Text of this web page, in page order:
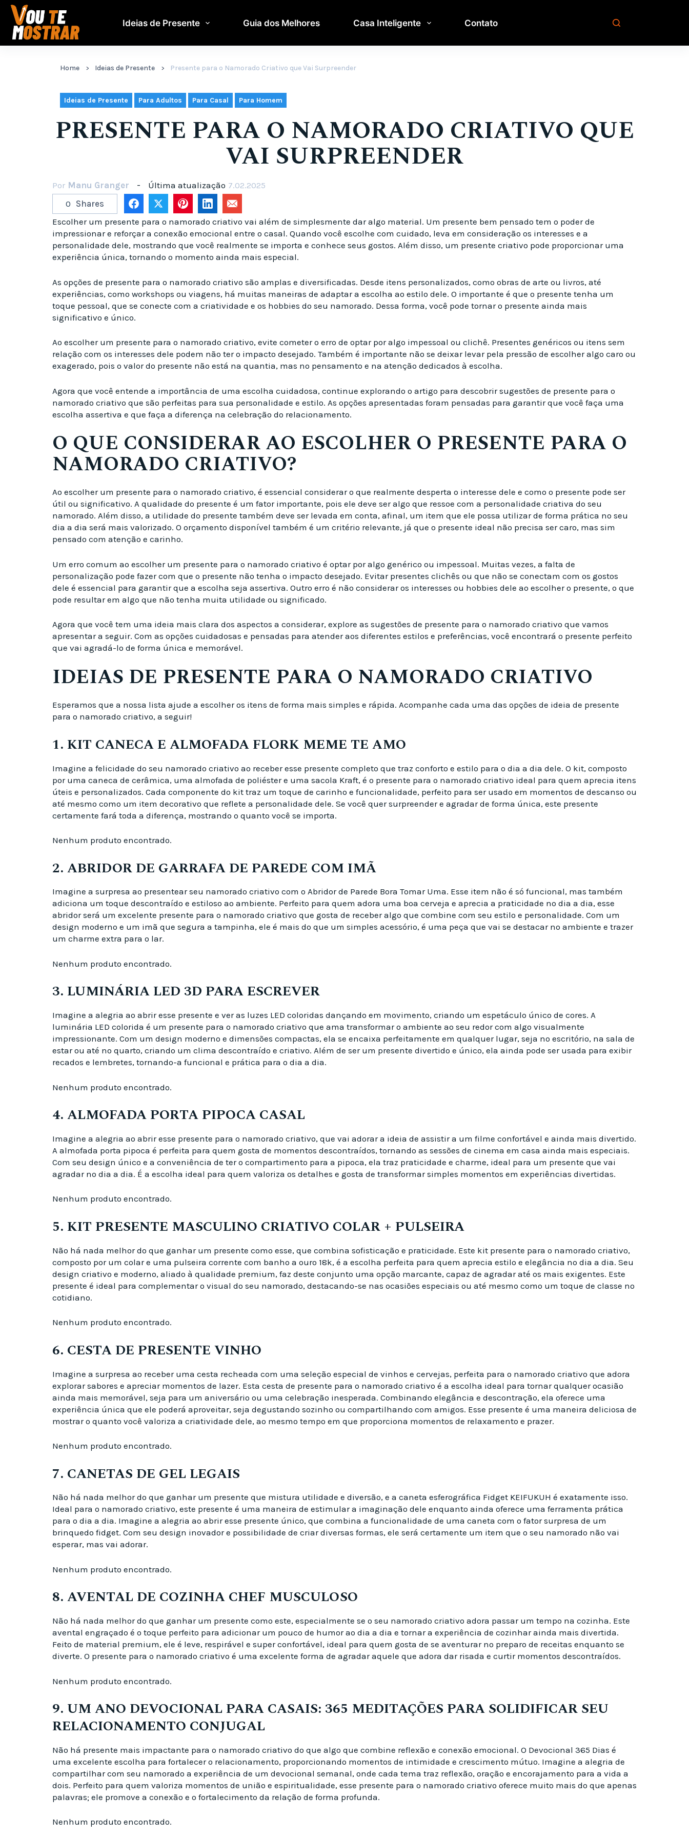
Pular
para
conteúdo
Ideias de Presente Guia dos Melhores Casa Inteligente Contato
Home Ideias de Presente Presente para o Namorado Criativo que Vai Surpreender
Ideias de Presente Para Adultos Para Casal Para Homem
PRESENTE PARA O NAMORADO CRIATIVO QUE
VAI SURPREENDER
Por Manu Granger Última atualização 7.02.2025
0 Shares
Escolher um presente para o namorado criativo vai além de simplesmente dar algo material. Um presente bem pensado tem o poder de
impressionar e reforçar a conexão emocional entre o casal. Quando você escolhe com cuidado, leva em consideração os interesses e a
personalidade dele, mostrando que você realmente se importa e conhece seus gostos. Além disso, um presente criativo pode proporcionar uma
experiência única, tornando o momento ainda mais especial.
As opções de presente para o namorado criativo são amplas e diversificadas. Desde itens personalizados, como obras de arte ou livros, até
experiências, como workshops ou viagens, há muitas maneiras de adaptar a escolha ao estilo dele. O importante é que o presente tenha um
toque pessoal, que se conecte com a criatividade e os hobbies do seu namorado. Dessa forma, você pode tornar o presente ainda mais
significativo e único.
Ao escolher um presente para o namorado criativo, evite cometer o erro de optar por algo impessoal ou clichê. Presentes genéricos ou itens sem
relação com os interesses dele podem não ter o impacto desejado. Também é importante não se deixar levar pela pressão de escolher algo caro ou
exagerado, pois o valor do presente não está na quantia, mas no pensamento e na atenção dedicados à escolha.
Agora que você entende a importância de uma escolha cuidadosa, continue explorando o artigo para descobrir sugestões de presente para o
namorado criativo que são perfeitas para sua personalidade e estilo. As opções apresentadas foram pensadas para garantir que você faça uma
escolha assertiva e que faça a diferença na celebração do relacionamento.
O QUE CONSIDERAR AO ESCOLHER O PRESENTE PARA O
NAMORADO CRIATIVO?
Ao escolher um presente para o namorado criativo, é essencial considerar o que realmente desperta o interesse dele e como o presente pode ser
útil ou significativo. A qualidade do presente é um fator importante, pois ele deve ser algo que ressoe com a personalidade criativa do seu
namorado. Além disso, a utilidade do presente também deve ser levada em conta, afinal, um item que ele possa utilizar de forma prática no seu
dia a dia será mais valorizado. O orçamento disponível também é um critério relevante, já que o presente ideal não precisa ser caro, mas sim
pensado com atenção e carinho.
Um erro comum ao escolher um presente para o namorado criativo é optar por algo genérico ou impessoal. Muitas vezes, a falta de
personalização pode fazer com que o presente não tenha o impacto desejado. Evitar presentes clichês ou que não se conectam com os gostos
dele é essencial para garantir que a escolha seja assertiva. Outro erro é não considerar os interesses ou hobbies dele ao escolher o presente, o que
pode resultar em algo que não tenha muita utilidade ou significado.
Agora que você tem uma ideia mais clara dos aspectos a considerar, explore as sugestões de presente para o namorado criativo que vamos
apresentar a seguir. Com as opções cuidadosas e pensadas para atender aos diferentes estilos e preferências, você encontrará o presente perfeito
que vai agradá-lo de forma única e memorável.
IDEIAS DE PRESENTE PARA O NAMORADO CRIATIVO
Esperamos que a nossa lista ajude a escolher os itens de forma mais simples e rápida. Acompanhe cada uma das opções de ideia de presente
para o namorado criativo, a seguir!
1. KIT CANECA E ALMOFADA FLORK MEME TE AMO
Imagine a felicidade do seu namorado criativo ao receber esse presente completo que traz conforto e estilo para o dia a dia dele. O kit, composto
por uma caneca de cerâmica, uma almofada de poliéster e uma sacola Kraft, é o presente para o namorado criativo ideal para quem aprecia itens
úteis e personalizados. Cada componente do kit traz um toque de carinho e funcionalidade, perfeito para ser usado em momentos de descanso ou
até mesmo como um item decorativo que reflete a personalidade dele. Se você quer surpreender e agradar de forma única, este presente
certamente fará toda a diferença, mostrando o quanto você se importa.
Nenhum produto encontrado.
2. ABRIDOR DE GARRAFA DE PAREDE COM IMÃ
Imagine a surpresa ao presentear seu namorado criativo com o Abridor de Parede Bora Tomar Uma. Esse item não é só funcional, mas também
adiciona um toque descontraído e estiloso ao ambiente. Perfeito para quem adora uma boa cerveja e aprecia a praticidade no dia a dia, esse
abridor será um excelente presente para o namorado criativo que gosta de receber algo que combine com seu estilo e personalidade. Com um
design moderno e um imã que segura a tampinha, ele é mais do que um simples acessório, é uma peça que vai se destacar no ambiente e trazer
um charme extra para o lar.
Nenhum produto encontrado.
3. LUMINÁRIA LED 3D PARA ESCREVER
Imagine a alegria ao abrir esse presente e ver as luzes LED coloridas dançando em movimento, criando um espetáculo único de cores. A
luminária LED colorida é um presente para o namorado criativo que ama transformar o ambiente ao seu redor com algo visualmente
impressionante. Com um design moderno e dimensões compactas, ela se encaixa perfeitamente em qualquer lugar, seja no escritório, na sala de
estar ou até no quarto, criando um clima descontraído e criativo. Além de ser um presente divertido e único, ela ainda pode ser usada para exibir
recados e lembretes, tornando-a funcional e prática para o dia a dia.
Nenhum produto encontrado.
4. ALMOFADA PORTA PIPOCA CASAL
Imagine a alegria ao abrir esse presente para o namorado criativo, que vai adorar a ideia de assistir a um filme confortável e ainda mais divertido.
A almofada porta pipoca é perfeita para quem gosta de momentos descontraídos, tornando as sessões de cinema em casa ainda mais especiais.
Com seu design único e a conveniência de ter o compartimento para a pipoca, ela traz praticidade e charme, ideal para um presente que vai
agradar no dia a dia. É a escolha ideal para quem valoriza os detalhes e gosta de transformar simples momentos em experiências divertidas.
Nenhum produto encontrado.
5. KIT PRESENTE MASCULINO CRIATIVO COLAR + PULSEIRA
Não há nada melhor do que ganhar um presente como esse, que combina sofisticação e praticidade. Este kit presente para o namorado criativo,
composto por um colar e uma pulseira corrente com banho a ouro 18k, é a escolha perfeita para quem aprecia estilo e elegância no dia a dia. Seu
design criativo e moderno, aliado à qualidade premium, faz deste conjunto uma opção marcante, capaz de agradar até os mais exigentes. Este
presente é ideal para complementar o visual do seu namorado, destacando-se nas ocasiões especiais ou até mesmo como um toque de classe no
cotidiano.
Nenhum produto encontrado.
6. CESTA DE PRESENTE VINHO
Imagine a surpresa ao receber uma cesta recheada com uma seleção especial de vinhos e cervejas, perfeita para o namorado criativo que adora
explorar sabores e apreciar momentos de lazer. Esta cesta de presente para o namorado criativo é a escolha ideal para tornar qualquer ocasião
ainda mais memorável, seja para um aniversário ou uma celebração inesperada. Combinando elegância e descontração, ela oferece uma
experiência única que ele poderá aproveitar, seja degustando sozinho ou compartilhando com amigos. Esse presente é uma maneira deliciosa de
mostrar o quanto você valoriza a criatividade dele, ao mesmo tempo em que proporciona momentos de relaxamento e prazer.
Nenhum produto encontrado.
7. CANETAS DE GEL LEGAIS
Não há nada melhor do que ganhar um presente que mistura utilidade e diversão, e a caneta esferográfica Fidget KEIFUKUH é exatamente isso.
Ideal para o namorado criativo, este presente é uma maneira de estimular a imaginação dele enquanto ainda oferece uma ferramenta prática
para o dia a dia. Imagine a alegria ao abrir esse presente único, que combina a funcionalidade de uma caneta com o fator surpresa de um
brinquedo fidget. Com seu design inovador e possibilidade de criar diversas formas, ele será certamente um item que o seu namorado não vai
esperar, mas vai adorar.
Nenhum produto encontrado.
8. AVENTAL DE COZINHA CHEF MUSCULOSO
Não há nada melhor do que ganhar um presente como este, especialmente se o seu namorado criativo adora passar um tempo na cozinha. Este
avental engraçado é o toque perfeito para adicionar um pouco de humor ao dia a dia e tornar a experiência de cozinhar ainda mais divertida.
Feito de material premium, ele é leve, respirável e super confortável, ideal para quem gosta de se aventurar no preparo de receitas enquanto se
diverte. O presente para o namorado criativo é uma excelente forma de agradar aquele que adora dar risada e curtir momentos descontraídos.
Nenhum produto encontrado.
9. UM ANO DEVOCIONAL PARA CASAIS: 365 MEDITAÇÕES PARA SOLIDIFICAR SEU
RELACIONAMENTO CONJUGAL
Não há presente mais impactante para o namorado criativo do que algo que combine reflexão e conexão emocional. O Devocional 365 Dias é
uma excelente escolha para fortalecer o relacionamento, proporcionando momentos de intimidade e crescimento mútuo. Imagine a alegria de
compartilhar com seu namorado a experiência de um devocional semanal, onde cada tema traz reflexão, oração e encorajamento para a vida a
dois. Perfeito para quem valoriza momentos de união e espiritualidade, esse presente para o namorado criativo oferece muito mais do que apenas
palavras; ele promove a conexão e o fortalecimento da relação de forma profunda.
Nenhum produto encontrado.